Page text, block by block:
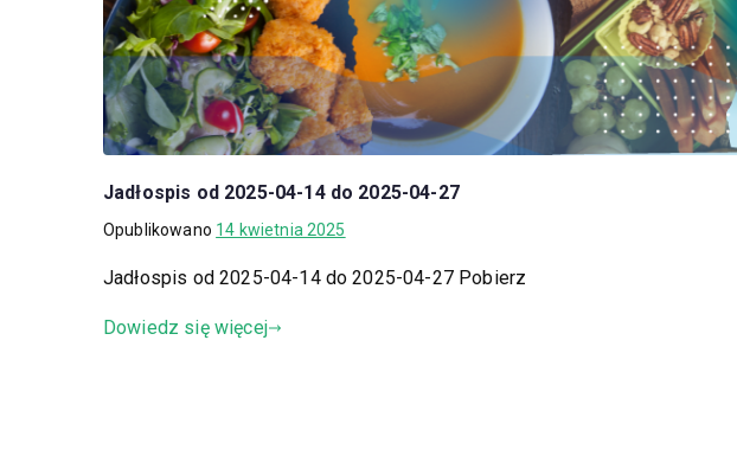
Jadłospis od 2025-04-14 do 2025-04-27
Opublikowano 14 kwietnia 2025
Jadłospis od 2025-04-14 do 2025-04-27 Pobierz
Dowiedz się więcej